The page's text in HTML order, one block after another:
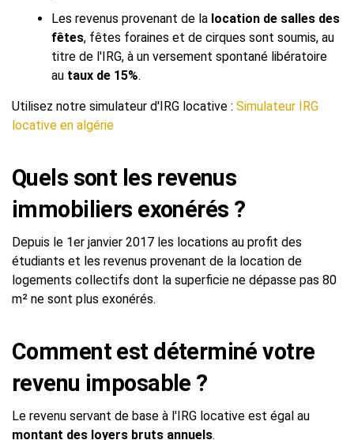
Les revenus provenant de la location de salles des
fêtes, fêtes foraines et de cirques sont soumis, au
titre de l'IRG, à un versement spontané libératoire
au taux de 15%.
Utilisez notre simulateur d'IRG locative : Simulateur IRG
locative en algérie
Quels sont les revenus
immobiliers exonérés ?
Depuis le 1er janvier 2017 les locations au profit des
étudiants et les revenus provenant de la location de
logements collectifs dont la superficie ne dépasse pas 80
m² ne sont plus exonérés.
Comment est déterminé votre
revenu imposable ?
Le revenu servant de base à l'IRG locative est égal au
montant des loyers bruts annuels.